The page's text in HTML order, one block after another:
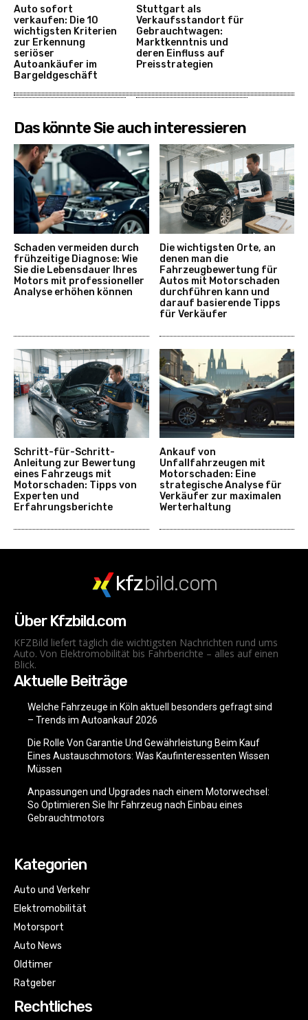
Auto sofort
verkaufen: Die 10
wichtigsten Kriterien
zur Erkennung
seriöser
Autoankäufer im
Bargeldgeschäft
Stuttgart als
Verkaufsstandort für
Gebrauchtwagen:
Marktkenntnis und
deren Einfluss auf
Preisstrategien
Das könnte Sie auch interessieren
Schaden vermeiden durch
frühzeitige Diagnose: Wie
Sie die Lebensdauer Ihres
Motors mit professioneller
Analyse erhöhen können
Die wichtigsten Orte, an
denen man die
Fahrzeugbewertung für
Autos mit Motorschaden
durchführen kann und
darauf basierende Tipps
für Verkäufer
Schritt-für-Schritt-
Anleitung zur Bewertung
eines Fahrzeugs mit
Motorschaden: Tipps von
Experten und
Erfahrungsberichte
Ankauf von
Unfallfahrzeugen mit
Motorschaden: Eine
strategische Analyse für
Verkäufer zur maximalen
Werterhaltung
kfzbild.com
Über Kfzbild.com
KFZBild liefert täglich die wichtigsten Nachrichten rund ums
Auto. Von Elektromobilität bis Fahrberichte – alles auf einen
Blick.
Aktuelle Beiträge
Welche Fahrzeuge in Köln aktuell besonders gefragt sind
– Trends im Autoankauf 2026
Die Rolle Von Garantie Und Gewährleistung Beim Kauf
Eines Austauschmotors: Was Kaufinteressenten Wissen
Müssen
Anpassungen und Upgrades nach einem Motorwechsel:
So Optimieren Sie Ihr Fahrzeug nach Einbau eines
Gebrauchtmotors
Kategorien
Auto und Verkehr
Elektromobilität
Motorsport
Auto News
Oldtimer
Ratgeber
Rechtliches